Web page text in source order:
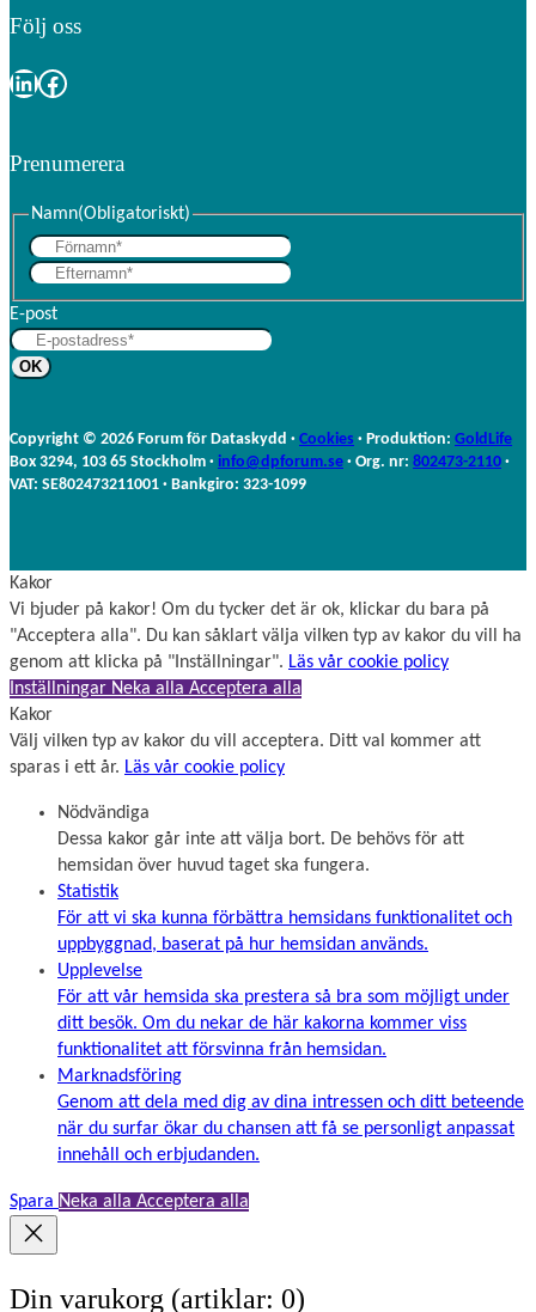
Följ oss
LinkedIn Facebook
Prenumerera
Namn(Obligatoriskt)
r
f
a
m
n
E-post
Copyright © 2026 Forum för Dataskydd · Cookies · Produktion: GoldLife
Box 3294, 103 65 Stockholm · info@dpforum.se · Org. nr: 802473-2110 ·
VAT: SE802473211001 · Bankgiro: 323-1099
Kakor
Vi bjuder på kakor! Om du tycker det är ok, klickar du bara på
"Acceptera alla". Du kan såklart välja vilken typ av kakor du vill ha
genom att klicka på "Inställningar". Läs vår cookie policy
Inställningar Neka alla Acceptera alla
Kakor
Välj vilken typ av kakor du vill acceptera. Ditt val kommer att
sparas i ett år. Läs vår cookie policy
Nödvändiga
Dessa kakor går inte att välja bort. De behövs för att
hemsidan över huvud taget ska fungera.
Statistik
För att vi ska kunna förbättra hemsidans funktionalitet och
uppbyggnad, baserat på hur hemsidan används.
Upplevelse
För att vår hemsida ska prestera så bra som möjligt under
ditt besök. Om du nekar de här kakorna kommer viss
funktionalitet att försvinna från hemsidan.
Marknadsföring
Genom att dela med dig av dina intressen och ditt beteende
när du surfar ökar du chansen att få se personligt anpassat
innehåll och erbjudanden.
Spara Neka alla Acceptera alla
Din varukorg (artiklar: 0)